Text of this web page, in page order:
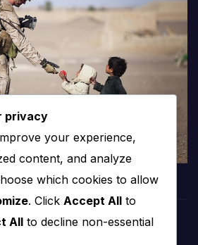
privacy
your experience,
content, and analyze
which cookies to allow
. Click Accept All to
All to decline non-essential